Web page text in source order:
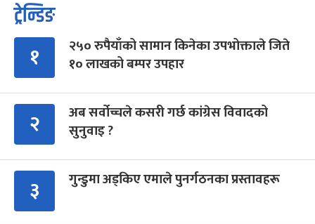
ट्रेन्डिङ
१
२५० रुपैयाँको सामान किनेका उपभोक्ताले जिते
१० लाखको बम्पर उपहार
२
अब सर्वोच्चले कसरी गर्छ कांग्रेस विवादको
सुनुवाइ ?
३ गुन्डुमा अड्किए एमाले पुनर्गठनका प्रस्तावहरू